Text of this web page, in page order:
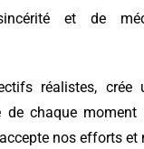
et de
réalistes, crée
de chaque moment
accepte nos efforts